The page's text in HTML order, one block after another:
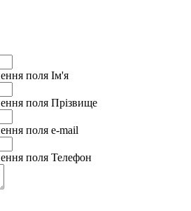
поля Ім'я
поля Прізвище
поля e-mail
поля Телефон